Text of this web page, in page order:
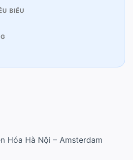
BIỂU
Hóa Hà Nội – Amsterdam